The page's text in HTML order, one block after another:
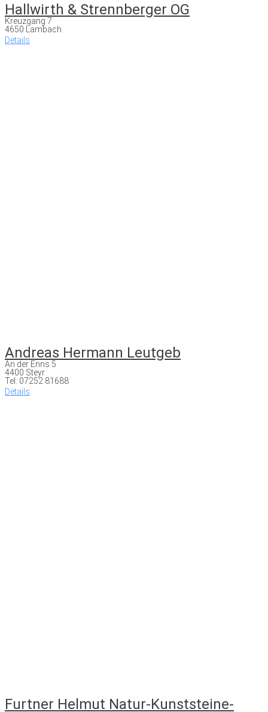
Hallwirth & Strennberger OG
Kreuzgang 7
4650 Lambach
Details
Andreas Hermann Leutgeb
An der Enns 5
4400 Steyr
Tel: 07252 81688
Details
Furtner Helmut Natur-Kunststeine-